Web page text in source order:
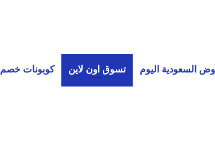
السعودية اليوم تسوق اون لاين كوبونات خصم